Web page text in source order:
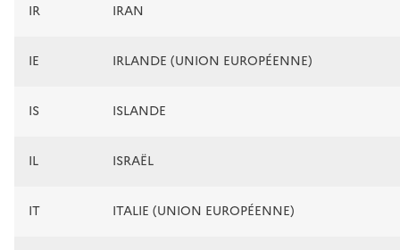
IR IRAN
IE IRLANDE (UNION EUROPÉENNE)
IS ISLANDE
IL ISRAËL
IT ITALIE (UNION EUROPÉENNE)